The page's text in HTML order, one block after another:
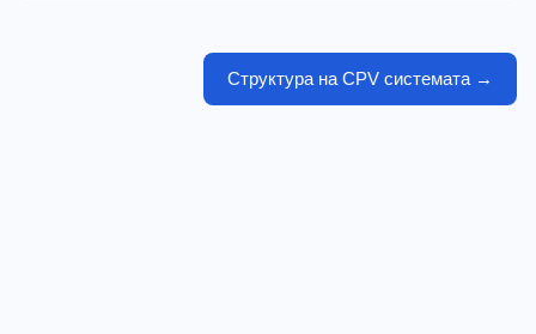
Структура на CPV системата →